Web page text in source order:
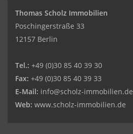
Thomas Scholz Immobilien
Poschingerstraße 33
12157 Berlin
Tel.: +49 (0)30 85 40 39 30
Fax: +49 (0)30 85 40 39 33
E-Mail: info@scholz-immobilien.de
Web: www.scholz-immobilien.de